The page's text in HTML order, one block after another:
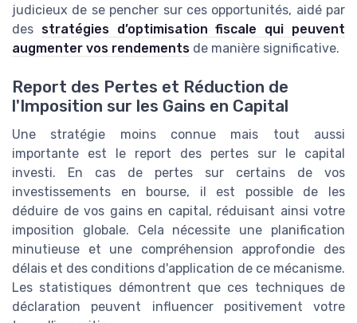
judicieux de se pencher sur ces opportunités, aidé par
des stratégies d’optimisation fiscale qui peuvent
augmenter vos rendements de manière significative.
Report des Pertes et Réduction de
l'Imposition sur les Gains en Capital
Une stratégie moins connue mais tout aussi
importante est le report des pertes sur le capital
investi. En cas de pertes sur certains de vos
investissements en bourse, il est possible de les
déduire de vos gains en capital, réduisant ainsi votre
imposition globale. Cela nécessite une planification
minutieuse et une compréhension approfondie des
délais et des conditions d'application de ce mécanisme.
Les statistiques démontrent que ces techniques de
déclaration peuvent influencer positivement votre